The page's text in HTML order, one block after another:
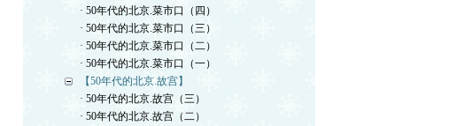
· 50年代的北京.菜市口（四）
· 50年代的北京.菜市口（三）
· 50年代的北京.菜市口（二）
· 50年代的北京.菜市口（一）
【50年代的北京.故宫】
· 50年代的北京.故宫（三）
· 50年代的北京.故宫（二）